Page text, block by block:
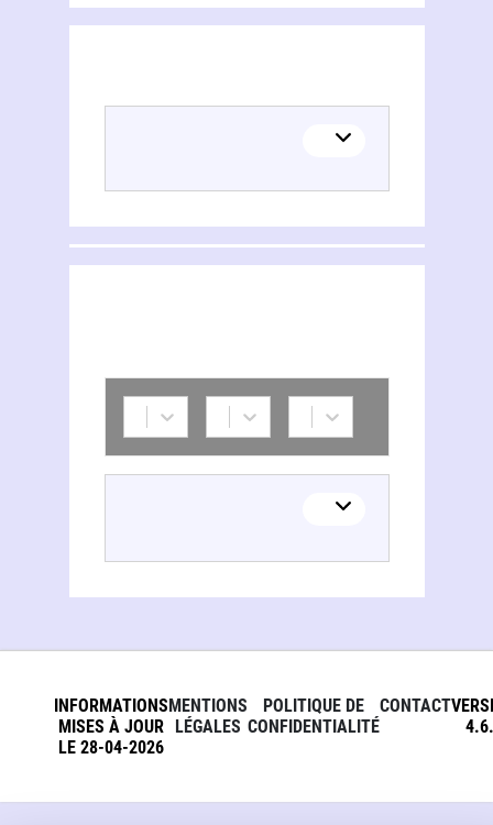
INFORMATIONS
MISES À JOUR
LE 28-04-2026
MENTIONS
LÉGALES
POLITIQUE DE
CONFIDENTIALITÉ
CONTACT